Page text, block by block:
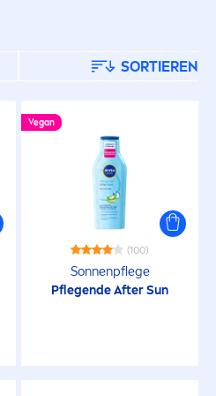
SORTIEREN
Vegan
(100)
Sonnenpflege
Pflegende AfterSun